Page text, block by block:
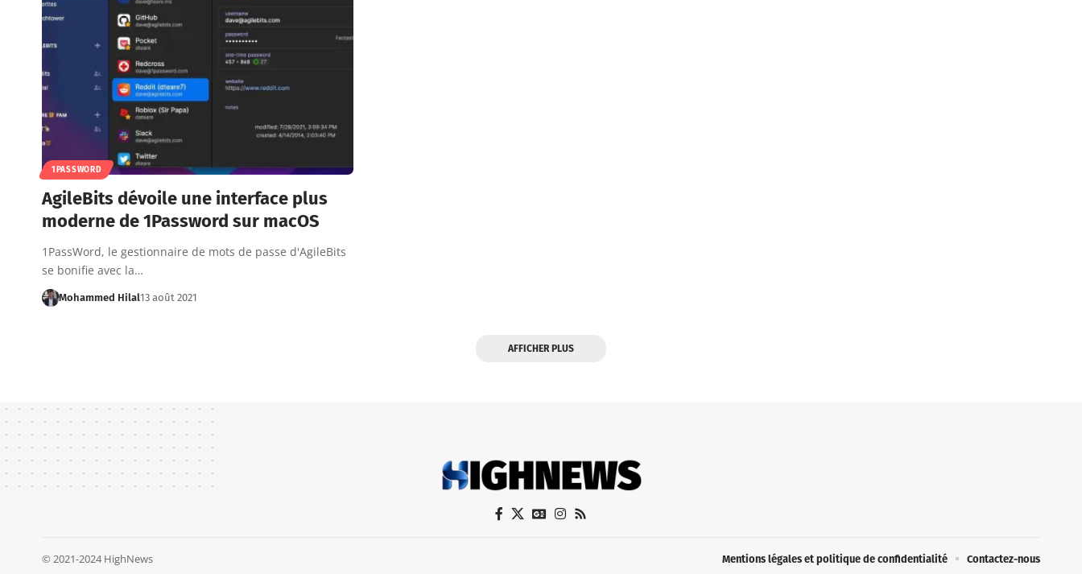
1PASSWORD
AgileBits dévoile une interface plus
moderne de 1Password sur macOS
1PassWord, le gestionnaire de mots de passe d'AgileBits
se bonifie avec la…
Mohammed Hilal13 août 2021
AFFICHER PLUS
© 2021-2024 HighNews Mentions légales et politique de confidentialité Contactez-nous